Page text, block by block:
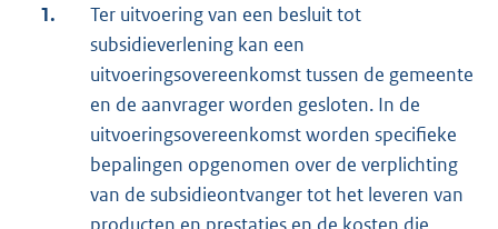
1.
Ter uitvoering van een besluit tot
subsidieverlening kan een
uitvoeringsovereenkomst tussen de gemeente
en de aanvrager worden gesloten. In de
uitvoeringsovereenkomst worden specifieke
bepalingen opgenomen over de verplichting
van de subsidieontvanger tot het leveren van
producten en prestaties en de kosten die